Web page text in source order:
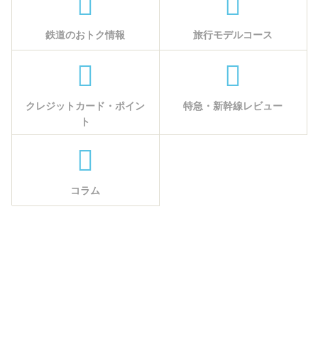
鉄道のおトク情報 旅行モデルコース
クレジットカード・ポイン
ト
特急・新幹線レビュー
コラム